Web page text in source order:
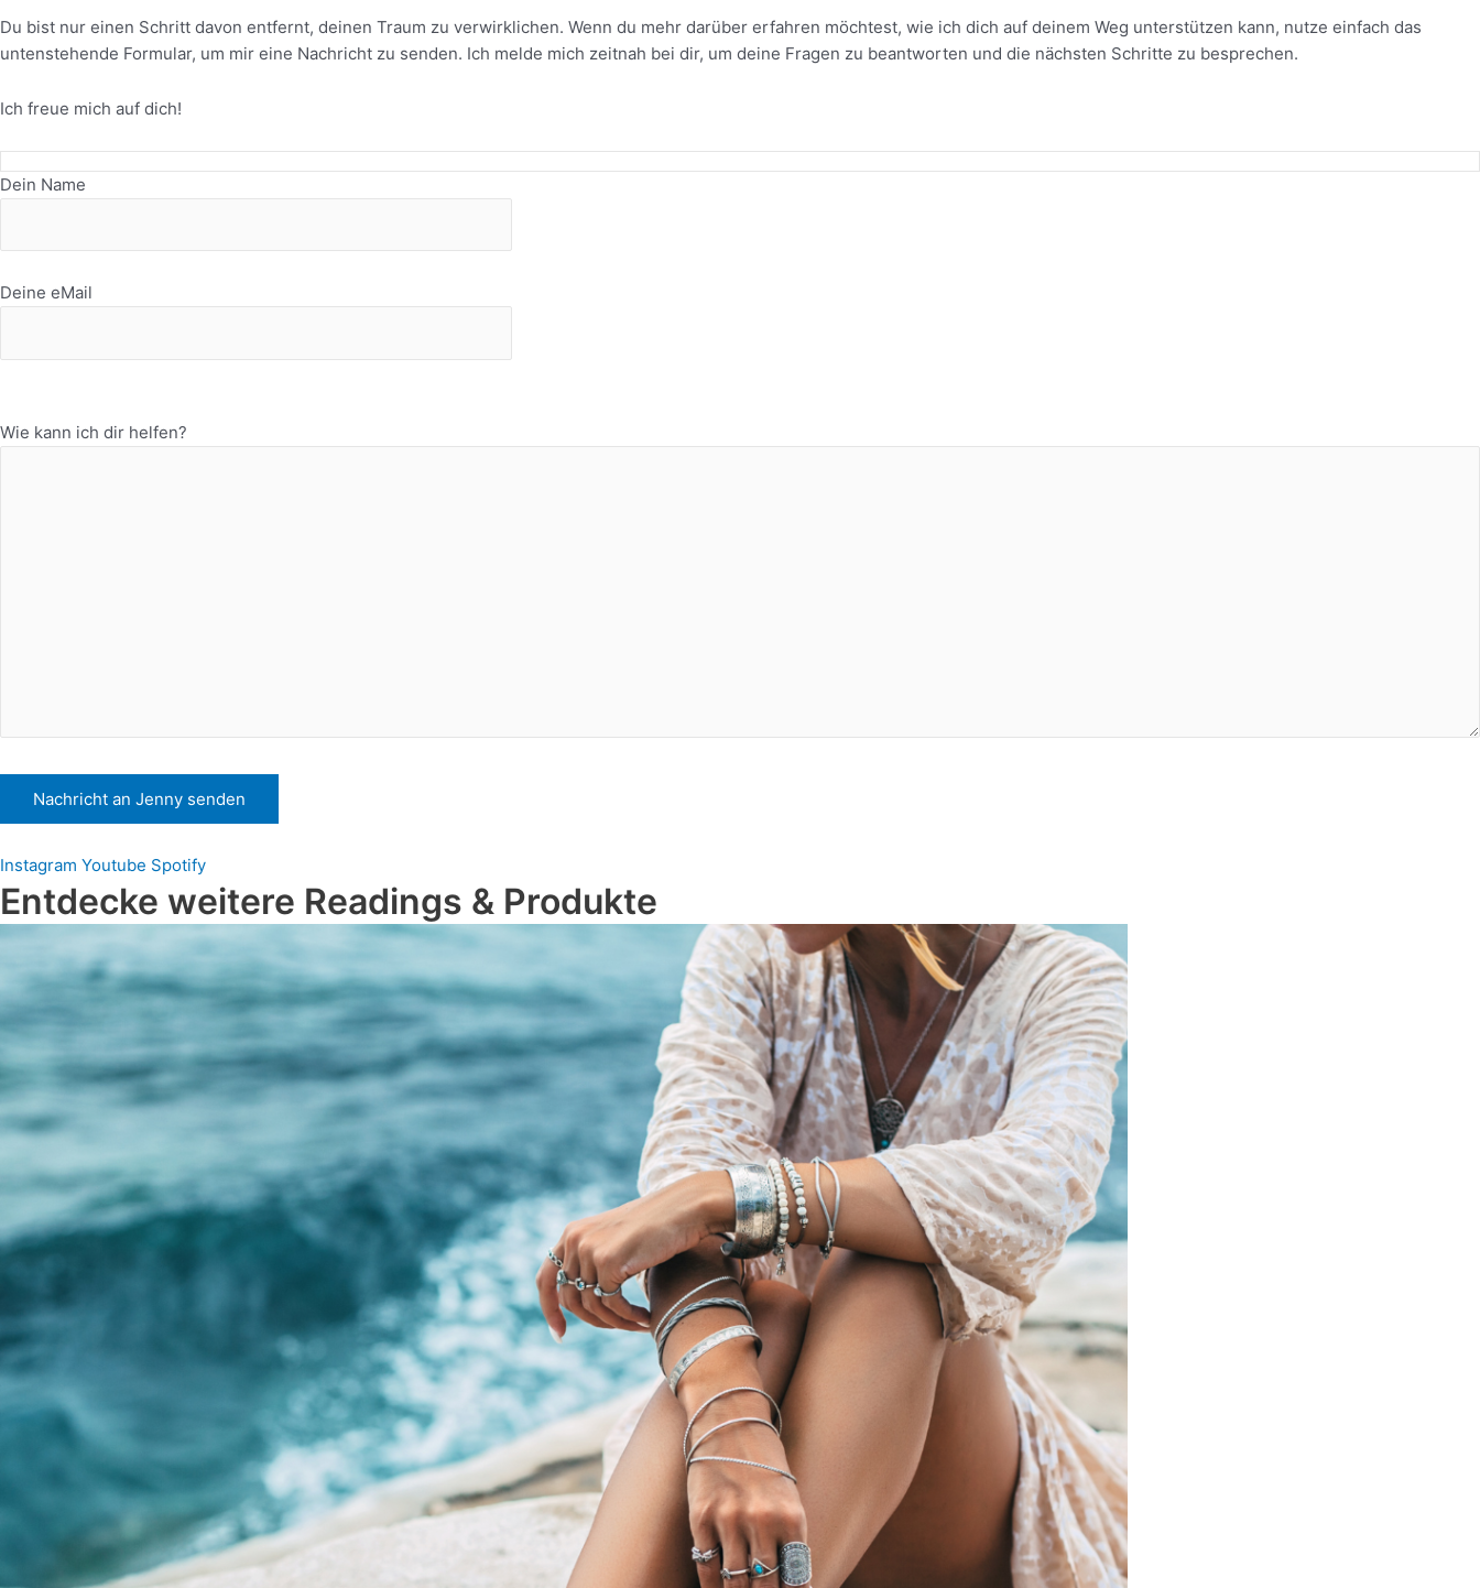
Du bist nur einen Schritt davon entfernt, deinen Traum zu verwirklichen. Wenn du mehr darüber erfahren möchtest, wie ich dich auf deinem Weg unterstützen kann, nutze einfach das
untenstehende Formular, um mir eine Nachricht zu senden. Ich melde mich zeitnah bei dir, um deine Fragen zu beantworten und die nächsten Schritte zu besprechen.
Ich freue mich auf dich!
Dein Name
leave
Deine eMail
leave
Wie kann ich dir helfen?
Instagram Youtube Spotify
Entdecke weitere Readings & Produkte